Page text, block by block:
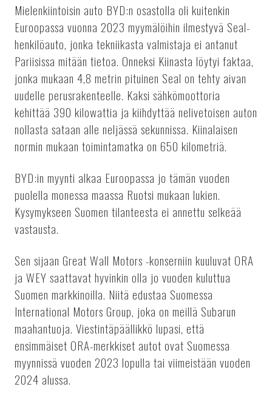
Mielenkiintoisin auto BYD:n osastolla oli kuitenkin
Euroopassa vuonna 2023 myymälöihin ilmestyvä Seal-
henkilöauto, jonka tekniikasta valmistaja ei antanut
Pariisissa mitään tietoa. Onneksi Kiinasta löytyi faktaa,
jonka mukaan 4,8 metrin pituinen Seal on tehty aivan
uudelle perusrakenteelle. Kaksi sähkömoottoria
kehittää 390 kilowattia ja kiihdyttää nelivetoisen auton
nollasta sataan alle neljässä sekunnissa. Kiinalaisen
normin mukaan toimintamatka on 650 kilometriä.
BYD:in myynti alkaa Euroopassa jo tämän vuoden
puolella monessa maassa Ruotsi mukaan lukien.
Kysymykseen Suomen tilanteesta ei annettu selkeää
vastausta.
Sen sijaan Great Wall Motors -konserniin kuuluvat ORA
ja WEY saattavat hyvinkin olla jo vuoden kuluttua
Suomen markkinoilla. Niitä edustaa Suomessa
International Motors Group, joka on meillä Subarun
maahantuoja. Viestintäpäällikkö lupasi, että
ensimmäiset ORA-merkkiset autot ovat Suomessa
myynnissä vuoden 2023 lopulla tai viimeistään vuoden
2024 alussa.